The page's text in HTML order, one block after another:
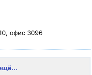
офис 3096